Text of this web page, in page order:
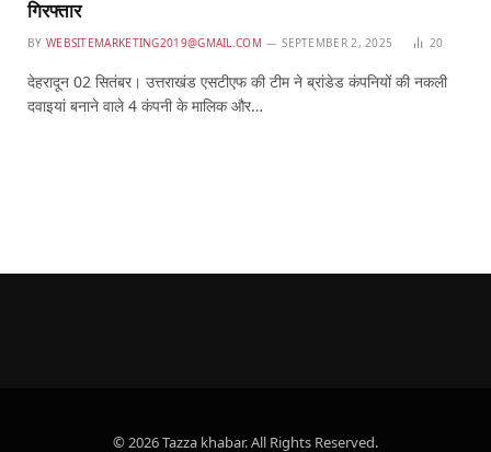
गिरफ्तार
BY WEBSITEMARKETING2019@GMAIL.COM SEPTEMBER 2, 2025 20
देहरादून 02 सितंबर। उत्तराखंड एसटीएफ की टीम ने ब्रांडेड कंपनियों की नकली
दवाइयां बनाने वाले 4 कंपनी के मालिक और…
© 2026 Tazza khabar. All Rights Reserved.